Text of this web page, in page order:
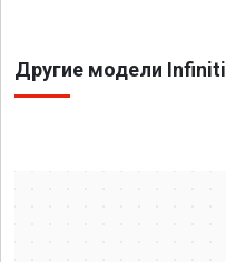
Другие модели Infiniti